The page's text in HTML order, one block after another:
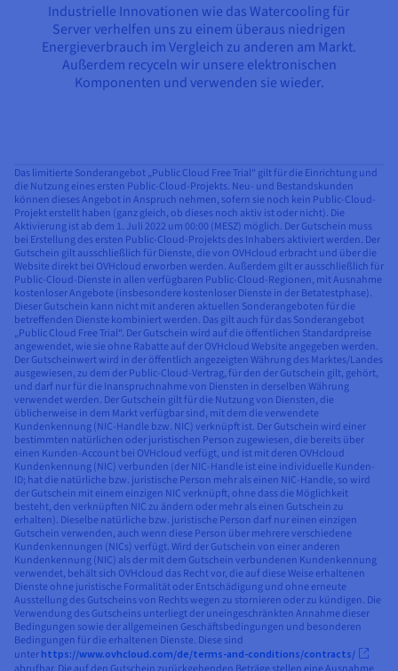
Industrielle Innovationen wie das Watercooling für
Server verhelfen uns zu einem überaus niedrigen
Energieverbrauch im Vergleich zu anderen am Markt.
Außerdem recyceln wir unsere elektronischen
Komponenten und verwenden sie wieder.
Das limitierte Sonderangebot „Public Cloud Free Trial“ gilt für die Einrichtung und
die Nutzung eines ersten Public-Cloud-Projekts. Neu- und Bestandskunden
können dieses Angebot in Anspruch nehmen, sofern sie noch kein Public-Cloud-
Projekt erstellt haben (ganz gleich, ob dieses noch aktiv ist oder nicht). Die
Aktivierung ist ab dem 1. Juli 2022 um 00:00 (MESZ) möglich. Der Gutschein muss
bei Erstellung des ersten Public-Cloud-Projekts des Inhabers aktiviert werden. Der
Gutschein gilt ausschließlich für Dienste, die von OVHcloud erbracht und über die
Website direkt bei OVHcloud erworben werden. Außerdem gilt er ausschließlich für
Public-Cloud-Dienste in allen verfügbaren Public-Cloud-Regionen, mit Ausnahme
kostenloser Angebote (insbesondere kostenloser Dienste in der Betatestphase).
Dieser Gutschein kann nicht mit anderen aktuellen Sonderangeboten für die
betreffenden Dienste kombiniert werden. Das gilt auch für das Sonderangebot
„Public Cloud Free Trial“. Der Gutschein wird auf die öffentlichen Standardpreise
angewendet, wie sie ohne Rabatte auf der OVHcloud Website angegeben werden.
Der Gutscheinwert wird in der öffentlich angezeigten Währung des Marktes/Landes
ausgewiesen, zu dem der Public-Cloud-Vertrag, für den der Gutschein gilt, gehört,
und darf nur für die Inanspruchnahme von Diensten in derselben Währung
verwendet werden. Der Gutschein gilt für die Nutzung von Diensten, die
üblicherweise in dem Markt verfügbar sind, mit dem die verwendete
Kundenkennung (NIC-Handle bzw. NIC) verknüpft ist. Der Gutschein wird einer
bestimmten natürlichen oder juristischen Person zugewiesen, die bereits über
einen Kunden-Account bei OVHcloud verfügt, und ist mit deren OVHcloud
Kundenkennung (NIC) verbunden (der NIC-Handle ist eine individuelle Kunden-
ID; hat die natürliche bzw. juristische Person mehr als einen NIC-Handle, so wird
der Gutschein mit einem einzigen NIC verknüpft, ohne dass die Möglichkeit
besteht, den verknüpften NIC zu ändern oder mehr als einen Gutschein zu
erhalten). Dieselbe natürliche bzw. juristische Person darf nur einen einzigen
Gutschein verwenden, auch wenn diese Person über mehrere verschiedene
Kundenkennungen (NICs) verfügt. Wird der Gutschein von einer anderen
Kundenkennung (NIC) als der mit dem Gutschein verbundenen Kundenkennung
verwendet, behält sich OVHcloud das Recht vor, die auf diese Weise erhaltenen
Dienste ohne juristische Formalität oder Entschädigung und ohne erneute
Ausstellung des Gutscheins von Rechts wegen zu stornieren oder zu kündigen. Die
Verwendung des Gutscheins unterliegt der uneingeschränkten Annahme dieser
Bedingungen sowie der allgemeinen Geschäftsbedingungen und besonderen
Bedingungen für die erhaltenen Dienste. Diese sind
unter https://www.ovhcloud.com/de/terms-and-conditions/contracts/